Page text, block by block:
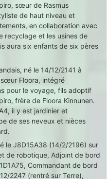
sœur de Rasmus
de haut niveau et
en collaboration avec
recyclage et les usines de
aura six enfants de six pères
né le 14/12/2141 à
Floora, intégré
pour le voyage, fils adoptif
frère de Floora Kinnunen.
il y est jardinier et
de ses neveux et nièces
le J8D15A38 (14/2/2196) sur
de robotique, Adjoint de bord
Commandant de bord
2247 (rentré sur Terre),